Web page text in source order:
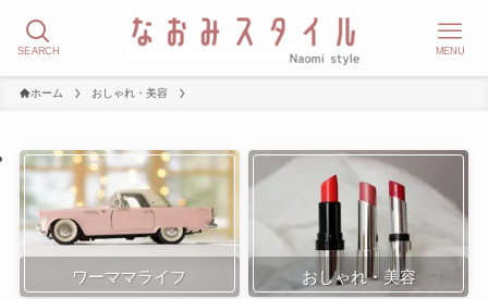
SEARCH MENU
ホーム おしゃれ・美容
ワーママライフ おしゃれ・美容